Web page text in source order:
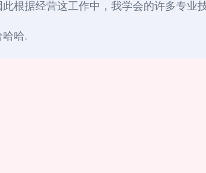
根据经营这工作中，我学会的许多专业
哈.